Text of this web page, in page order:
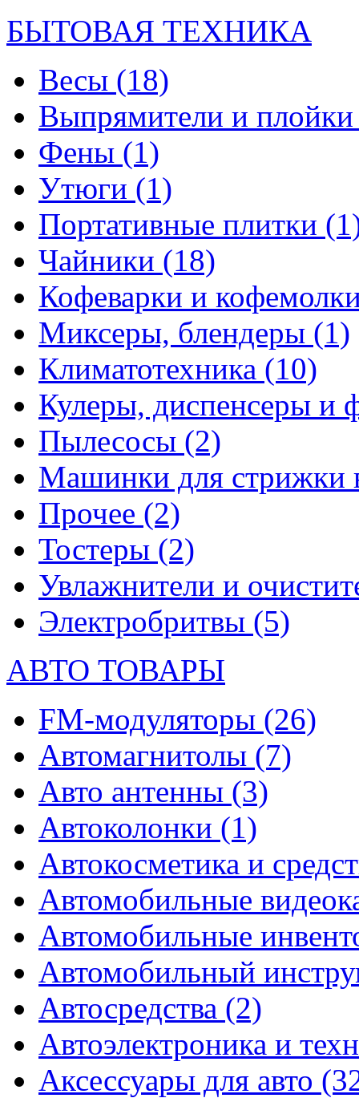
БЫТОВАЯ ТЕХНИКА
Весы (18)
Выпрямители и
Фены (1)
Утюги (1)
Портативные плитки
Чайники (18)
Кофеварки и
Миксеры, блендеры (1)
Климатотехника (10)
Кулеры, диспенсеры и
Пылесосы (2)
Машинки для стрижки
Прочее (2)
Тостеры (2)
Увлажнители и
Электробритвы (5)
АВТО ТОВАРЫ
FM-модуляторы (26)
Автомагнитолы (7)
Авто антенны (3)
Автоколонки (1)
Автокосметика и
Автомобильные
Автомобильные
Автомобильный
Автосредства (2)
Автоэлектроника и
Аксессуары для авто